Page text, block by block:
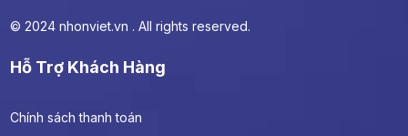
© 2024 nhonviet.vn . All rights reserved.
Hỗ Trợ Khách Hàng
Chính sách thanh toán